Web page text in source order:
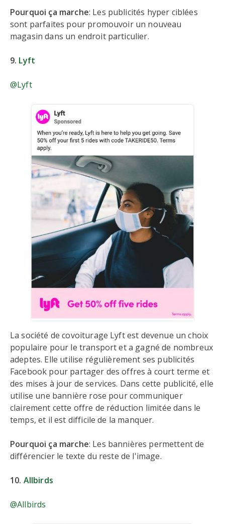
Pourquoi ça marche: Les publicités hyper ciblées
sont parfaites pour promouvoir un nouveau
magasin dans un endroit particulier.
9. Lyft
@Lyft
La société de covoiturage Lyft est devenue un choix
populaire pour le transport et a gagné de nombreux
adeptes. Elle utilise régulièrement ses publicités
Facebook pour partager des offres à court terme et
des mises à jour de services. Dans cette publicité, elle
utilise une bannière rose pour communiquer
clairement cette offre de réduction limitée dans le
temps, et il est difficile de la manquer.
Pourquoi ça marche: Les bannières permettent de
différencier le texte du reste de l'image.
10. Allbirds
@Allbirds